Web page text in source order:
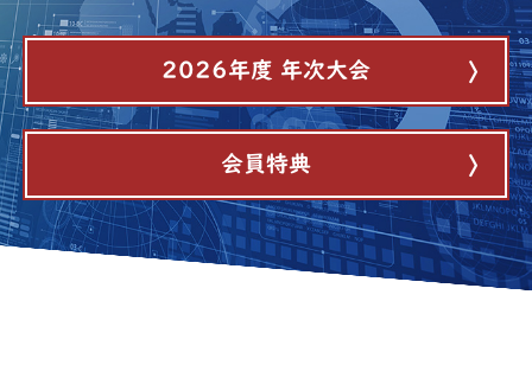
2026年度 年次大会
会員特典